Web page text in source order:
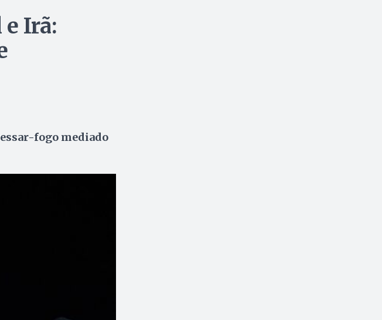
Irã:
fogo mediado